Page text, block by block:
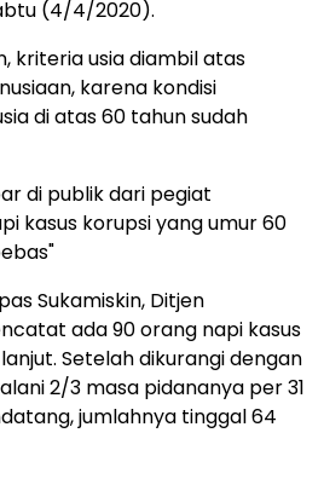
(4/4/2020).
kriteria usia diambil atas
karena kondisi
di atas 60 tahun sudah
di publik dari pegiat
kasus korupsi yang umur 60
Sukamiskin, Ditjen
ada 90 orang napi kasus
Setelah dikurangi dengan
2/3 masa pidananya per 31
jumlahnya tinggal 64